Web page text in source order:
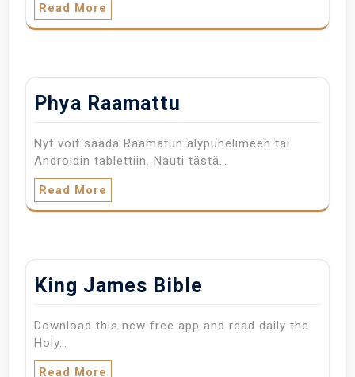
Read More
Phya Raamattu
Nyt voit saada Raamatun älypuhelimeen tai
Androidin tablettiin. Nauti tästä…
Read More
King James Bible
Download this new free app and read daily the
Holy…
Read More